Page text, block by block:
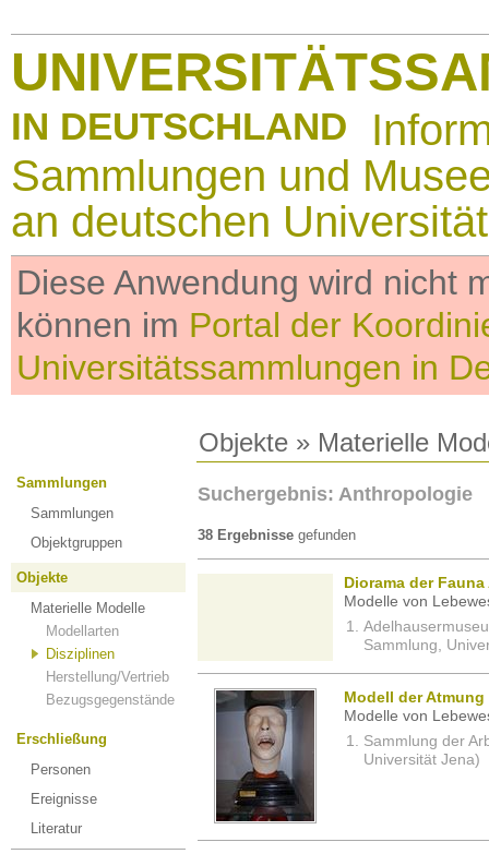
IN DEUTSCHLAND
Sammlungen und
an deutschen
Diese Anwendung wird nicht
können im Portal der
Universitätssammlungen in
Objekte » Materielle
Sammlungen
Sammlungen
Objektgruppen
Objekte
Materielle Modelle
Modellarten
Disziplinen
Herstellung/Vertrieb
Bezugsgegenstände
Erschließung
Personen
Ereignisse
Literatur
Suchergebnis: Anthropologie
38 Ergebnisse gefunden
Diorama der
Modelle von
Sammlung,
Modell der Atmung
Modelle von
Sammlung der
Universität Jena)